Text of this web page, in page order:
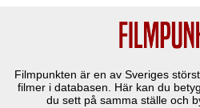
Filmpunkten är en av Sveriges
filmer i databasen. Här kan du
du sett på samma ställe och